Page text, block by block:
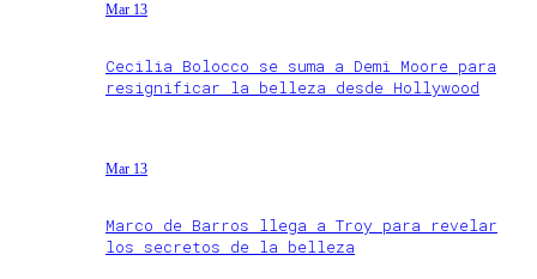
Mar 13
Cecilia Bolocco se suma a Demi Moore para
resignificar la belleza desde Hollywood
Mar 13
Marco de Barros llega a Troy para revelar
los secretos de la belleza